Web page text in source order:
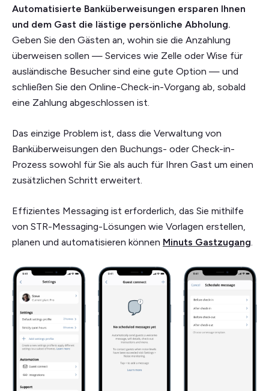
Automatisierte Banküberweisungen ersparen Ihnen
und dem Gast die lästige persönliche Abholung.
Geben Sie den Gästen an, wohin sie die Anzahlung
überweisen sollen — Services wie Zelle oder Wise für
ausländische Besucher sind eine gute Option — und
schließen Sie den Online-Check-in-Vorgang ab, sobald
eine Zahlung abgeschlossen ist.
Das einzige Problem ist, dass die Verwaltung von
Banküberweisungen den Buchungs- oder Check-in-
Prozess sowohl für Sie als auch für Ihren Gast um einen
zusätzlichen Schritt erweitert.
Effizientes Messaging ist erforderlich, das Sie mithilfe
von STR-Messaging-Lösungen wie Vorlagen erstellen,
planen und automatisieren können Minuts Gastzugang.